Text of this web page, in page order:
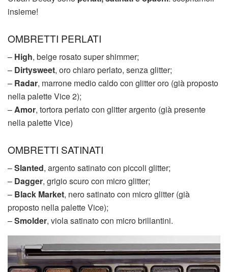
insieme!
OMBRETTI PERLATI
– High, beige rosato super shimmer;
– Dirtysweet, oro chiaro perlato, senza glitter;
– Radar, marrone medio caldo con glitter oro (già proposto
nellapalette Vice 2);
–Amor, tortora perlato con glitter argento (già presente
nella palette Vice)
OMBRETTI SATINATI
–Slanted, argento satinato con piccoli glitter;
– Dagger, grigio scuro con micro glitter;
– Black Market, nero satinato con micro glitter (già
proposto nella palette Vice);
–Smolder, viola satinato con micro brillantini.